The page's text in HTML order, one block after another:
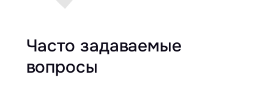
Часто задаваемые
вопросы